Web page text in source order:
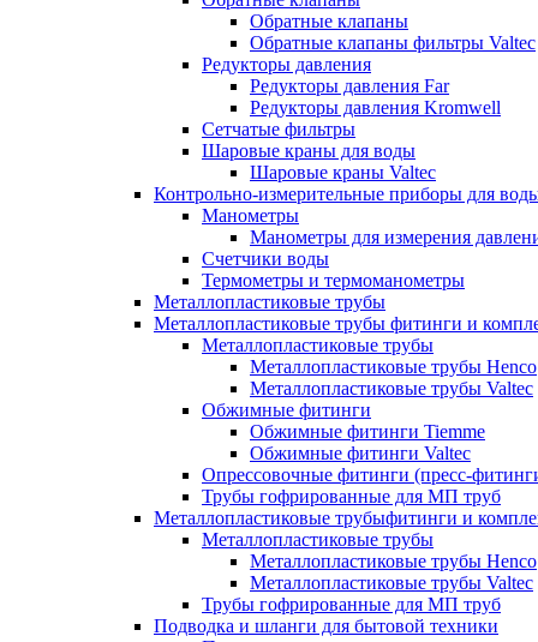
Обратные клапаны
Обратные клапаны фильтры Valtec
Редукторы давления
Редукторы давления Far
Редукторы давления Kromwell
Сетчатые фильтры
Шаровые краны для воды
Шаровые краны Valtec
Контрольно-измерительные приборы для
Манометры
Манометры для измерения
Счетчики воды
Термометры и термоманометры
Металлопластиковые трубы
Металлопластиковые трубы фитинги и
Металлопластиковые трубы
Металлопластиковые трубы Henco
Металлопластиковые трубы Valtec
Обжимные фитинги
Обжимные фитинги Tiemme
Обжимные фитинги Valtec
Опрессовочные фитинги (пресс-
Трубы гофрированные для МП труб
Металлопластиковые трубыфитинги и
Металлопластиковые трубы
Металлопластиковые трубы Henco
Металлопластиковые трубы Valtec
Трубы гофрированные для МП труб
Подводка и шланги для бытовой техники